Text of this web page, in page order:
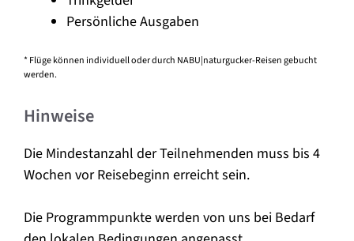
Persönliche Ausgaben
* Flüge können individuell oder durch NABU|naturgucker-Reisen gebucht
werden.
Hinweise
Die Mindestanzahl der Teilnehmenden muss bis 4
Wochen vor Reisebeginn erreicht sein.
Die Programmpunkte werden von uns bei Bedarf